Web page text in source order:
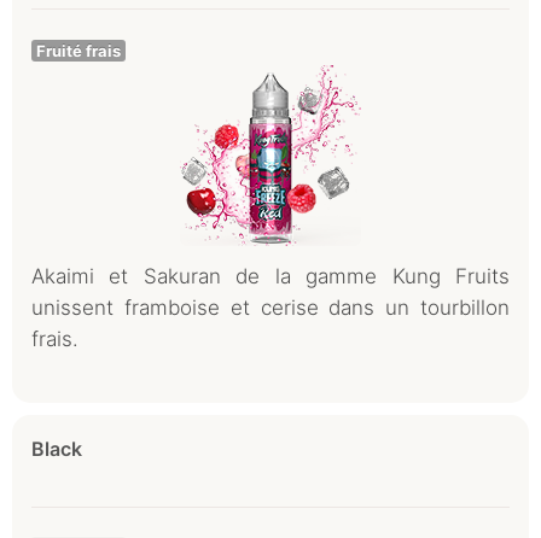
Fruité frais
Akaimi et Sakuran de la gamme Kung Fruits
unissent framboise et cerise dans un tourbillon
frais.
Black